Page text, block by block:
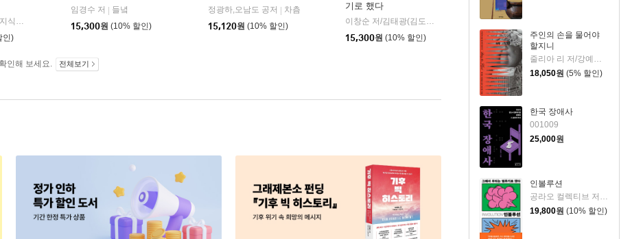
주인의 손을 물어야
할지니
줄리아 리 저/강예은,문지영 역
18,050원 (5% 할인)
한국 장애사
001009
25,000원
인볼루션
공라오 컬렉티브 저/홍명교 역
19,800원 (10% 할인)
우스
인)
임경수 저
들녘
15,300원 (10% 할인)
정광하,오남도 공저
차츰
15,120원 (10% 할인)
기로 했다
이창순 저/김태광(김도사) 기획
한국경제신문i
15,300원 (10% 할인)
인해 보세요. 전체보기